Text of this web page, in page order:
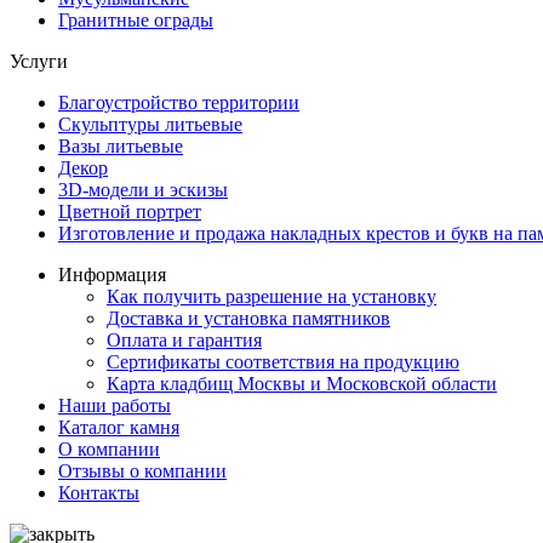
Гранитные ограды
Услуги
Благоустройство территории
Скульптуры литьевые
Вазы литьевые
Декор
3D-модели и эскизы
Цветной портрет
Изготовление и продажа накладных крестов и букв на
Информация
Как получить разрешение на установку
Доставка и установка памятников
Оплата и гарантия
Сертификаты соответствия на продукцию
Карта кладбищ Москвы и Московской области
Наши работы
Каталог камня
О компании
Отзывы о компании
Контакты